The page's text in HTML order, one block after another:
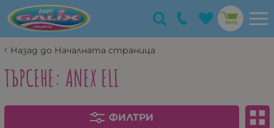
Назад до Началната страница
ТЪРСЕНЕ: ANEX ELI
ФИЛТРИ